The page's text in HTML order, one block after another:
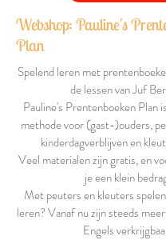
Webshop: Pauline's
Plan
Spelend leren met
de lessen van Juf
Pauline's Prentenboeken Plan
methode voor (gast-)ouders,
kinderdagverblijven en
Veel materialen zijn gratis, en
je een klein
Met peuters en kleuters
leren? Vanaf nu zijn steeds
Engels